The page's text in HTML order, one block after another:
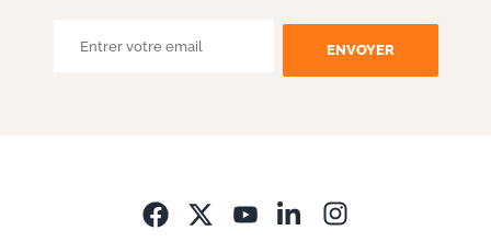
ENVOYER